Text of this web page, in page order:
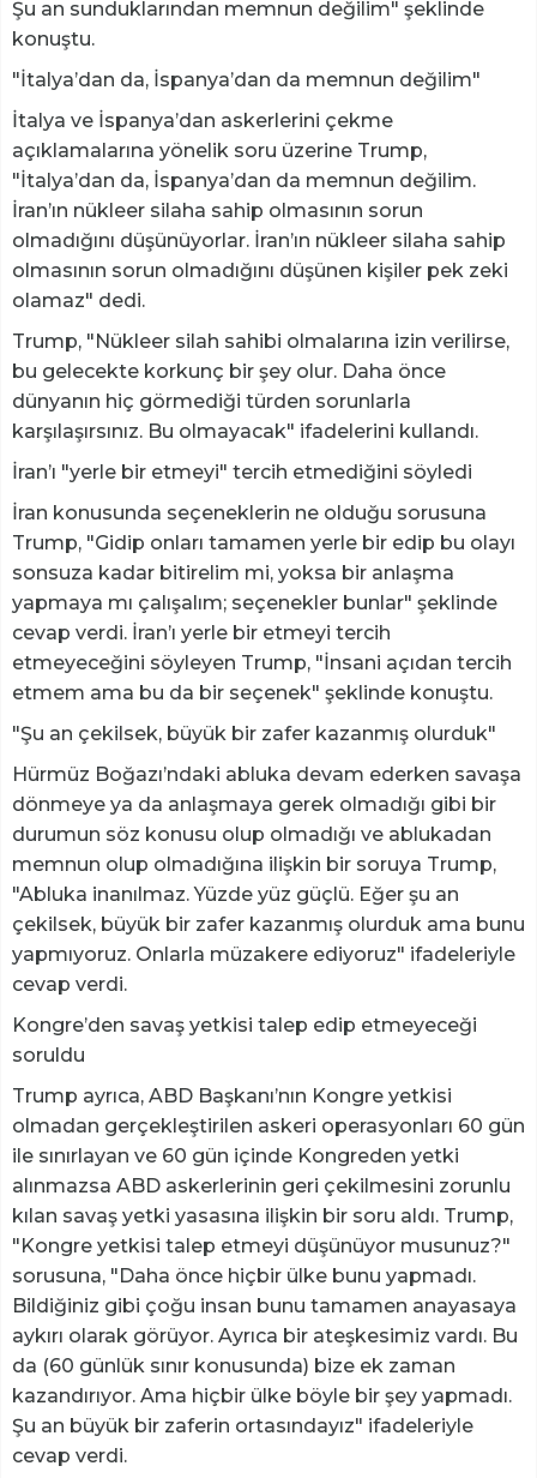
Şu an sunduklarından memnun değilim" şeklinde
konuştu.
"İtalya’dan da, İspanya’dan da memnun değilim"
İtalya ve İspanya’dan askerlerini çekme
açıklamalarına yönelik soru üzerine Trump,
"İtalya’dan da, İspanya’dan da memnun değilim.
İran’ın nükleer silaha sahip olmasının sorun
olmadığını düşünüyorlar. İran’ın nükleer silaha sahip
olmasının sorun olmadığını düşünen kişiler pek zeki
olamaz" dedi.
Trump, "Nükleer silah sahibi olmalarına izin verilirse,
bu gelecekte korkunç bir şey olur. Daha önce
dünyanın hiç görmediği türden sorunlarla
karşılaşırsınız. Bu olmayacak" ifadelerini kullandı.
İran’ı "yerle bir etmeyi" tercih etmediğini söyledi
İran konusunda seçeneklerin ne olduğu sorusuna
Trump, "Gidip onları tamamen yerle bir edip bu olayı
sonsuza kadar bitirelim mi, yoksa bir anlaşma
yapmaya mı çalışalım; seçenekler bunlar" şeklinde
cevap verdi. İran’ı yerle bir etmeyi tercih
etmeyeceğini söyleyen Trump, "İnsani açıdan tercih
etmem ama bu da bir seçenek" şeklinde konuştu.
"Şu an çekilsek, büyük bir zafer kazanmış olurduk"
Hürmüz Boğazı’ndaki abluka devam ederken savaşa
dönmeye ya da anlaşmaya gerek olmadığı gibi bir
durumun söz konusu olup olmadığı ve ablukadan
memnun olup olmadığına ilişkin bir soruya Trump,
"Abluka inanılmaz. Yüzde yüz güçlü. Eğer şu an
çekilsek, büyük bir zafer kazanmış olurduk ama bunu
yapmıyoruz. Onlarla müzakere ediyoruz" ifadeleriyle
cevap verdi.
Kongre’den savaş yetkisi talep edip etmeyeceği
soruldu
Trump ayrıca, ABD Başkanı’nın Kongre yetkisi
olmadan gerçekleştirilen askeri operasyonları 60 gün
ile sınırlayan ve 60 gün içinde Kongreden yetki
alınmazsa ABD askerlerinin geri çekilmesini zorunlu
kılan savaş yetki yasasına ilişkin bir soru aldı. Trump,
"Kongre yetkisi talep etmeyi düşünüyor musunuz?"
sorusuna, "Daha önce hiçbir ülke bunu yapmadı.
Bildiğiniz gibi çoğu insan bunu tamamen anayasaya
aykırı olarak görüyor. Ayrıca bir ateşkesimiz vardı. Bu
da (60 günlük sınır konusunda) bize ek zaman
kazandırıyor. Ama hiçbir ülke böyle bir şey yapmadı.
Şu an büyük bir zaferin ortasındayız" ifadeleriyle
cevap verdi.